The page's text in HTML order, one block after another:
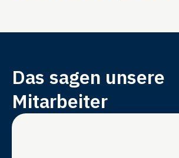
Das sagen unsere
Mitarbeiter